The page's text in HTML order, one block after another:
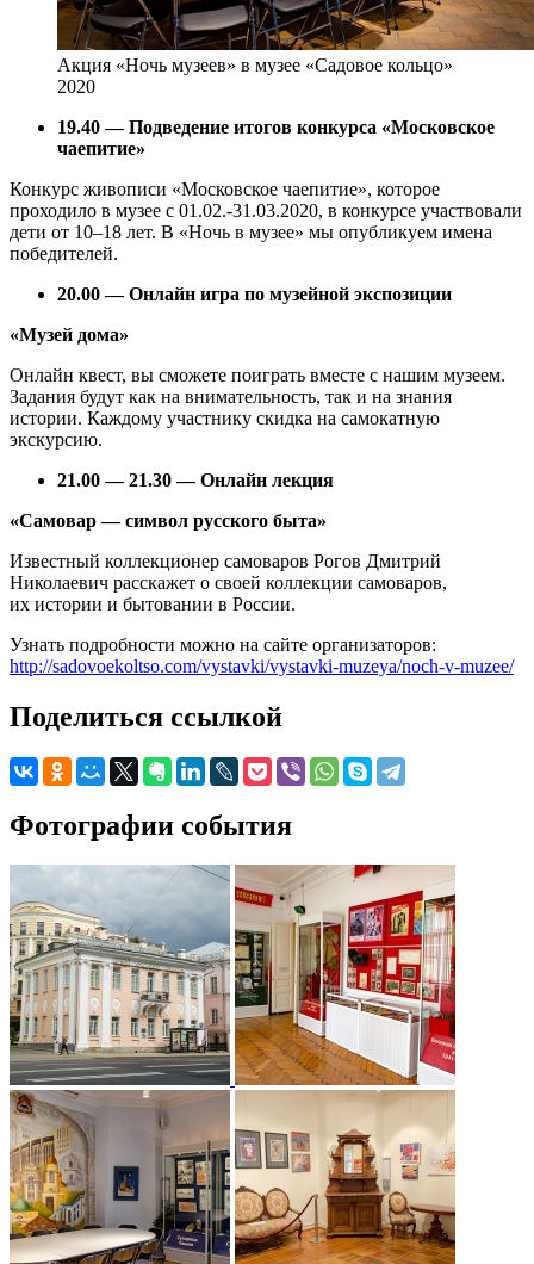
Акция «Ночь музеев» в музее «Садовое кольцо»
2020
19.40 — Подведение итогов конкурса «Московское
чаепитие»
Конкурс живописи «Московское чаепитие», которое
проходило в музее с 01.02.-31.03.2020, в конкурсе участвовали
дети от 10–18 лет. В «Ночь в музее» мы опубликуем имена
победителей.
20.00 — Онлайн игра по музейной экспозиции
«Музей дома»
Онлайн квест, вы сможете поиграть вместе с нашим музеем.
Задания будут как на внимательность, так и на знания
истории. Каждому участнику скидка на самокатную
экскурсию.
21.00 — 21.30 — Онлайн лекция
«Самовар — символ русского быта»
Известный коллекционер самоваров Рогов Дмитрий
Николаевич расскажет о своей коллекции самоваров,
их истории и бытовании в России.
Узнать подробности можно на сайте организаторов:
http://sadovoekoltso.com/vystavki/vystavki-muzeya/noch-v-muzee/
Поделиться ссылкой
Фотографии события